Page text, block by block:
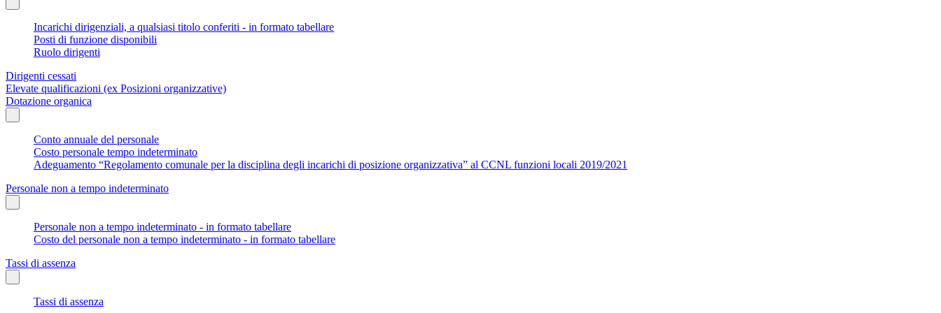
Incarichi dirigenziali, a qualsiasi titolo conferiti - in formato tabellare
Posti di funzione disponibili
Ruolo dirigenti
Dirigenti cessati
Elevate qualificazioni (ex Posizioni organizzative)
Dotazione organica
Conto annuale del personale
Costo personale tempo indeterminato
Adeguamento “Regolamento comunale per la disciplina degli incarichi di posizione organizzativa” al CCNL funzioni locali 2019/2021
Personale non a tempo indeterminato
Personale non a tempo indeterminato - in formato tabellare
Costo del personale non a tempo indeterminato - in formato tabellare
Tassi di assenza
Tassi di assenza